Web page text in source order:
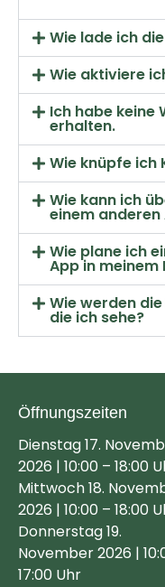
Wie lade ich
Wie aktiviere
Ich habe keine
erhalten.
Wie knüpfe ich
Wie kann ich
einem
Wie plane ich
App in meinem
Wie werden
die ich sehe?
Öffnungszeiten
Dienstag 17.
2026 | 10:00 – 18:00
Mittwoch 18.
2026 | 10:00 – 18:00
Donnerstag 19.
November 2026 |
17:00 Uhr